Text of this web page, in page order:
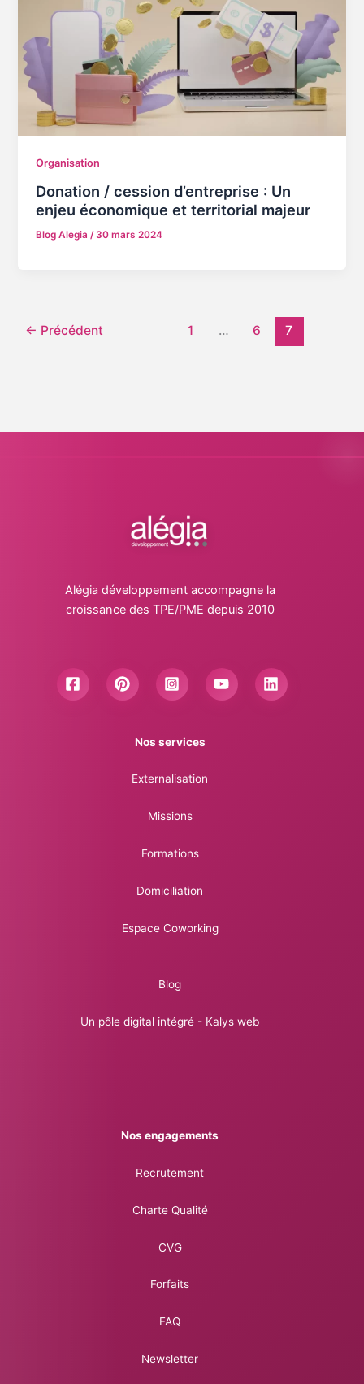
Organisation
Donation / cession d’entreprise : Un
enjeu économique et territorial majeur
Blog Alegia/ 30 mars 2024
← Précédent 1 … 6 7
Alégia développement accompagne la
croissance des TPE/PME depuis 2010
Nos services
Externalisation
Missions
Formations
Domiciliation
Espace Coworking
Blog
Un pôle digital intégré - Kalys web
Nos engagements
Recrutement
Charte Qualité
CVG
Forfaits
FAQ
Newsletter